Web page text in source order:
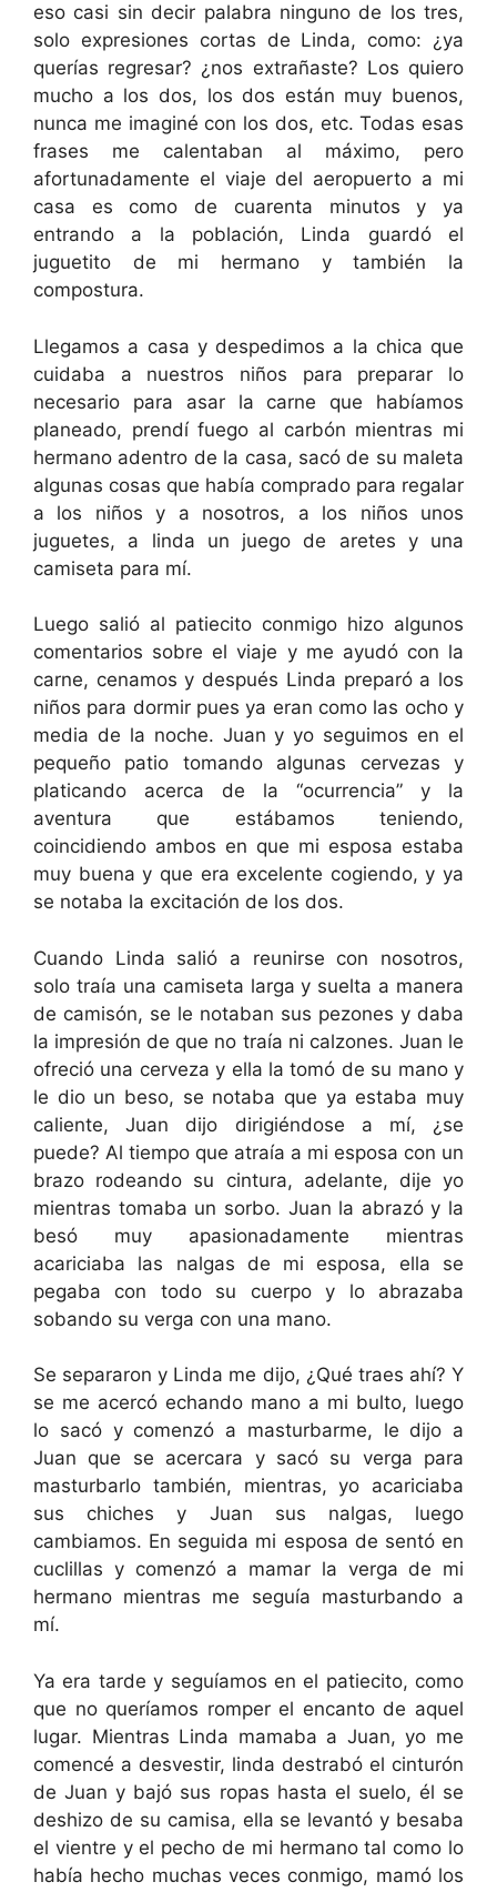
eso casi sin decir palabra ninguno de los tres,
solo expresiones cortas de Linda, como: ¿ya
querías regresar? ¿nos extrañaste? Los quiero
mucho a los dos, los dos están muy buenos,
nunca me imaginé con los dos, etc. Todas esas
frases me calentaban al máximo, pero
afortunadamente el viaje del aeropuerto a mi
casa es como de cuarenta minutos y ya
entrando a la población, Linda guardó el
juguetito de mi hermano y también la
compostura.
Llegamos a casa y despedimos a la chica que
cuidaba a nuestros niños para preparar lo
necesario para asar la carne que habíamos
planeado, prendí fuego al carbón mientras mi
hermano adentro de la casa, sacó de su maleta
algunas cosas que había comprado para regalar
a los niños y a nosotros, a los niños unos
juguetes, a linda un juego de aretes y una
camiseta para mí.
Luego salió al patiecito conmigo hizo algunos
comentarios sobre el viaje y me ayudó con la
carne, cenamos y después Linda preparó a los
niños para dormir pues ya eran como las ocho y
media de la noche. Juan y yo seguimos en el
pequeño patio tomando algunas cervezas y
platicando acerca de la “ocurrencia” y la
aventura que estábamos teniendo,
coincidiendo ambos en que mi esposa estaba
muy buena y que era excelente cogiendo, y ya
se notaba la excitación de los dos.
Cuando Linda salió a reunirse con nosotros,
solo traía una camiseta larga y suelta a manera
de camisón, se le notaban sus pezones y daba
la impresión de que no traía ni calzones. Juan le
ofreció una cerveza y ella la tomó de su mano y
le dio un beso, se notaba que ya estaba muy
caliente, Juan dijo dirigiéndose a mí, ¿se
puede? Al tiempo que atraía a mi esposa con un
brazo rodeando su cintura, adelante, dije yo
mientras tomaba un sorbo. Juan la abrazó y la
besó muy apasionadamente mientras
acariciaba las nalgas de mi esposa, ella se
pegaba con todo su cuerpo y lo abrazaba
sobando su verga con una mano.
Se separaron y Linda me dijo, ¿Qué traes ahí? Y
se me acercó echando mano a mi bulto, luego
lo sacó y comenzó a masturbarme, le dijo a
Juan que se acercara y sacó su verga para
masturbarlo también, mientras, yo acariciaba
sus chiches y Juan sus nalgas, luego
cambiamos. En seguida mi esposa de sentó en
cuclillas y comenzó a mamar la verga de mi
hermano mientras me seguía masturbando a
mí.
Ya era tarde y seguíamos en el patiecito, como
que no queríamos romper el encanto de aquel
lugar. Mientras Linda mamaba a Juan, yo me
comencé a desvestir, linda destrabó el cinturón
de Juan y bajó sus ropas hasta el suelo, él se
deshizo de su camisa, ella se levantó y besaba
el vientre y el pecho de mi hermano tal como lo
había hecho muchas veces conmigo, mamó los